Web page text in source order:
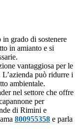
grado di sostenere
in amianto e si
vantaggiosa per le
può ridurre i
ambientale.
nel settore che offre
per
di Rimini e
800955358 e parla